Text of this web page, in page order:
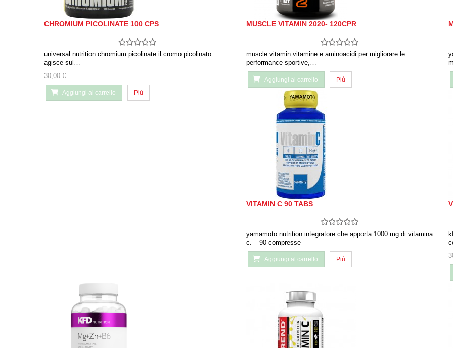
CHROMIUM PICOLINATE 100 CPS
universal nutrition chromium picolinate il cromo picolinato
agisce sul…
30,00 €
Aggiungi al carrello Più
MUSCLE VITAMIN 2020- 120CPR
muscle vitamin vitamine e aminoacidi per migliorare le
performance sportive,…
Aggiungi al carrello Più
VITAMIN C 90 TABS
yamamoto nutrition integratore che apporta 1000 mg di vitamina
c. – 90 compresse
Aggiungi al carrello Più